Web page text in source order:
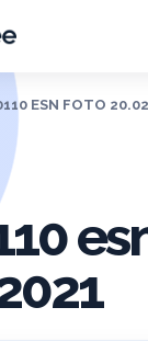
ESN FOTO